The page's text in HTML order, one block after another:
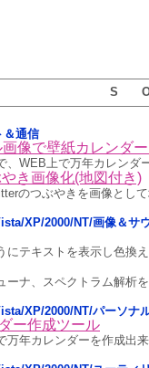
S
＆通信
像で壁紙カレンダー
、WEB上で万年カレンダ
き画像化(地図付き)
のつぶやきを画像とし
XP/2000/NT/画像＆サ
にテキストを表示し色換
ーナ、スペクトラム解析
XP/2000/NT/パーソナ
ー作成ツール
万年カレンダーを作成出